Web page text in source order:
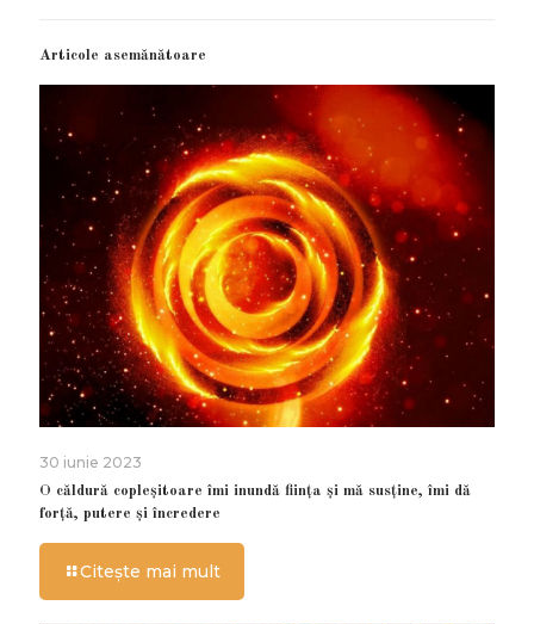
Articole asemănătoare
30 iunie 2023
O căldură copleșitoare îmi inundă ființa și mă susține, îmi dă
forță, putere și încredere
Citește mai mult